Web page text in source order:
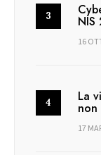
NIS
16
La
17